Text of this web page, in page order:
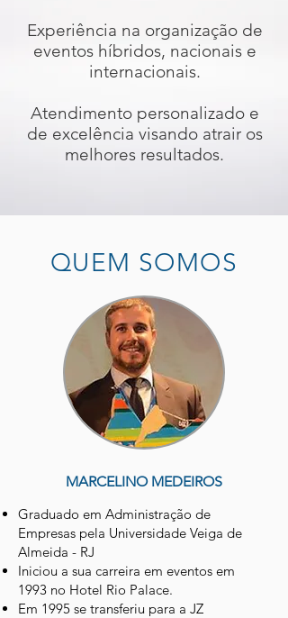
Experiência na organização de
eventos híbridos, nacionais e
internacionais.
Atendimento personalizado e
de excelência visando atrair os
melhores resultados.
QUEM SOMOS
MARCELINO MEDEIROS
Graduado em Administração de
Empresas pela Universidade Veiga de
Almeida - RJ
Iniciou a sua carreira em eventos em
1993 no Hotel Rio Palace.
Em 1995 se transferiu para a JZ